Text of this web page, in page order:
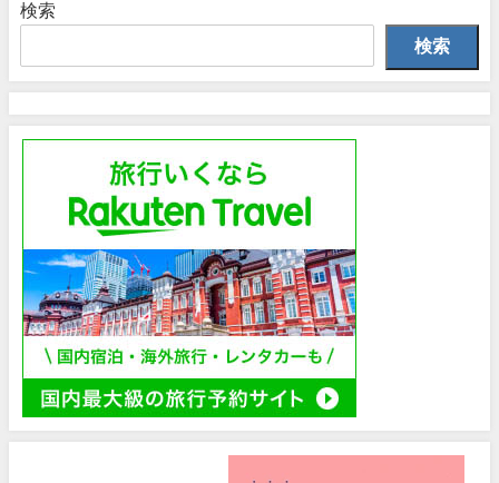
検索
検索